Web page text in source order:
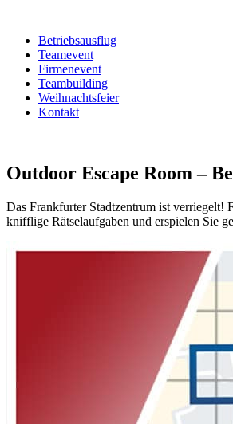
Betriebsausflug
Teamevent
Firmenevent
Teambuilding
Weihnachtsfeier
Kontakt
Outdoor Escape Room –
Das Frankfurter Stadtzentrum ist verriegelt!
knifflige Rätselaufgaben und erspielen Sie